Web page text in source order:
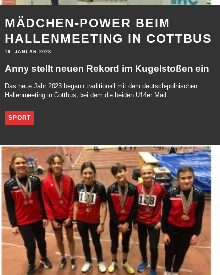
MÄDCHEN-POWER BEIM
HALLENMEETING IN COTTBUS
19. JANUAR 2023
Anny stellt neuen Rekord im Kugelstoßen ein
Das neue Jahr 2023 begann traditionell mit dem deutsch-polnischen
Hallenmeeting in Cottbus, bei dem die beiden U14er Mäd...
SPORT